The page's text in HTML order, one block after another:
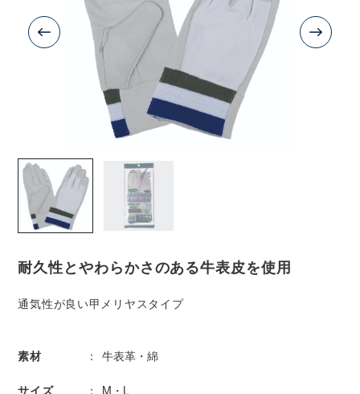
耐久性とやわらかさのある牛表皮を使用
通気性が良い甲メリヤスタイプ
素材 牛表革・綿
サイズ M・L